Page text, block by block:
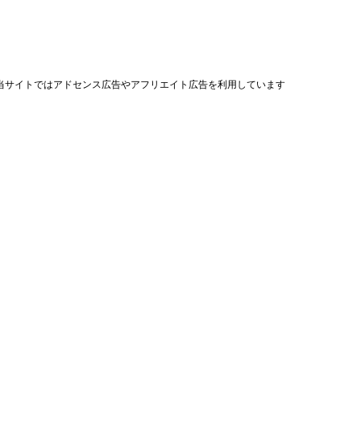
サイトではアドセンス広告やアフリエイト広告を利用しています